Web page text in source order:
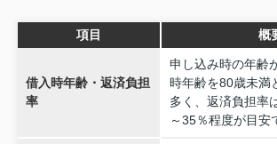
項目 概
借入時年齢・返済負担
率
申し込み時の年齢
時年齢を80歳未満
多く、返済負担率
～35％程度が目安